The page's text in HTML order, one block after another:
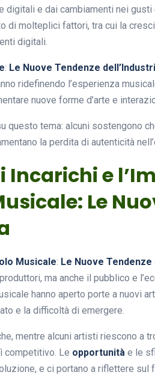
digitali e dai cambiamenti nei
di molteplici fattori, tra cui la
digitali.
: Le Nuove Tendenze
ridefinendo l’esperienza
nuove forme d’arte e
questo tema: alcuni sostengono
la perdita di autenticità
Incarichi e
Le
Musicale: Le Nuove Tendenze
ma anche il pubblico e
hanno aperto porte a nuovi
e la difficoltà di emergere.
mentre alcuni artisti riescono a
competitivo. Le opportunità e le
e ci portano a riflettere sul